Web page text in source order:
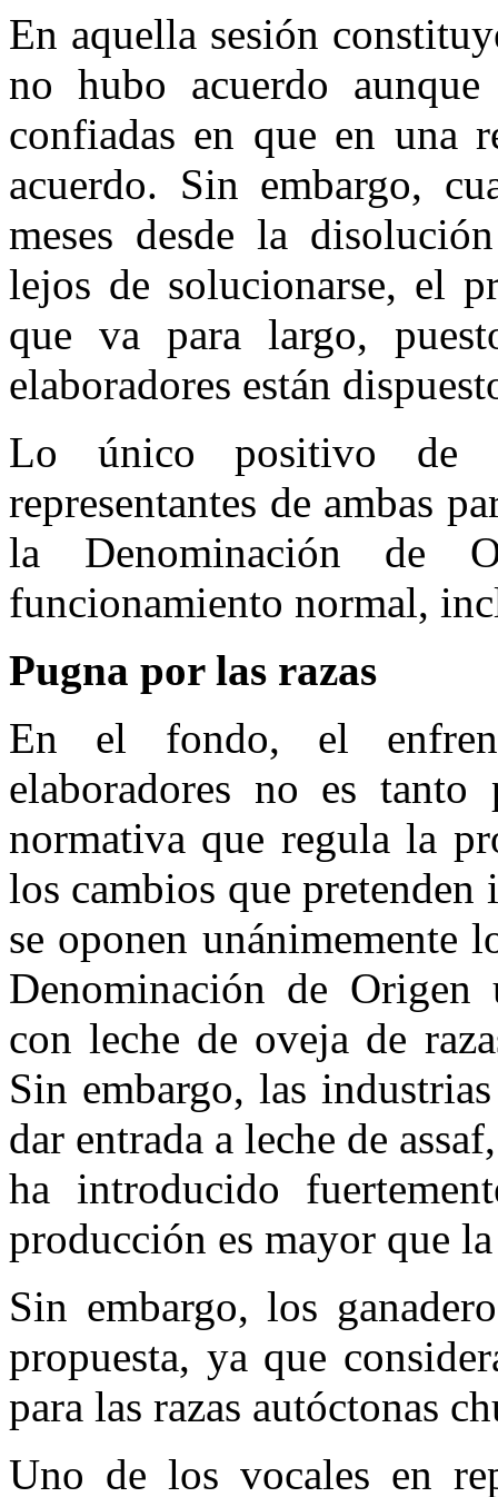
En aquella sesión
no hubo acuerdo aunque
confiadas en que en una
acuerdo. Sin embargo,
meses desde la
lejos de solucionarse, el
que va para largo,
elaboradores están
Lo único positivo de
representantes de ambas
la Denominación de
funcionamiento normal,
Pugna por las razas
En el fondo, el
elaboradores no es
normativa que regula la
los cambios que
se oponen unánimemente
Denominación de Origen
con leche de oveja de
Sin embargo, las
dar entrada a leche de
ha introducido
producción es mayor que
Sin embargo, los
propuesta, ya que
para las razas autóctonas
Uno de los vocales en